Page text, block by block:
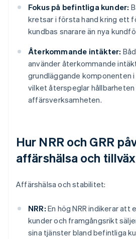
Fokus på befintliga kunder:
kretsar i första hand kring ett
kundbas snarare än nya
Återkommande intäkter:
använder återkommande
grundläggande komponenten i
vilket återspeglar hållbarheten
affärsverksamheten.
Hur NRR och GRR
affärshälsa och
Affärshälsa och stabilitet:
NRR: En hög NRR indikerar
kunder och framgångsrikt
sina tjänster bland befintliga